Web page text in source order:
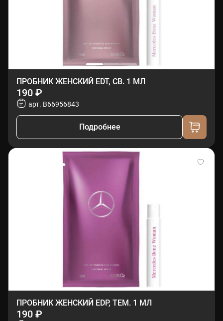
ПРОБНИК ЖЕНСКИЙ EDT, СВ. 1 МЛ
190 ₽
арт. B66956843
Подробнее
ПРОБНИК ЖЕНСКИЙ EDP, ТЕМ. 1 МЛ
190 ₽